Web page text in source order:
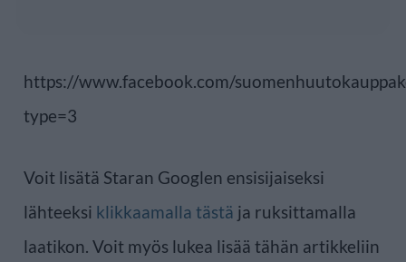
https://www.facebook.com/
type=3
Voit lisätä Staran Googlen ensisijaiseksi
lähteeksi klikkaamalla tästä ja ruksittamalla
laatikon. Voit myös lukea lisää tähän artikkeliin